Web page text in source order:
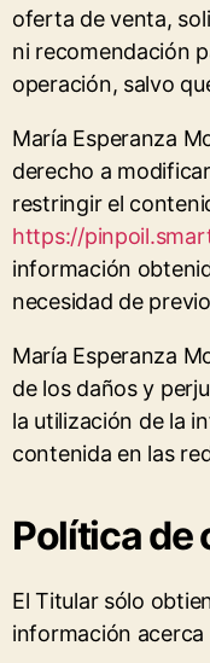
oferta de venta,
ni recomendación
operación, salvo
María Esperanza
derecho a
restringir el
https://
información
necesidad de
María Esperanza
de los daños y
la utilización de la
contenida en las
Política de
El Titular sólo
información acerca